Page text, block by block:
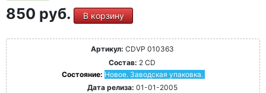
850 руб. В корзину
Артикул: CDVP 010363
Состав: 2 CD
Состояние: Новое. Заводская упаковка.
Дата релиза: 01-01-2005